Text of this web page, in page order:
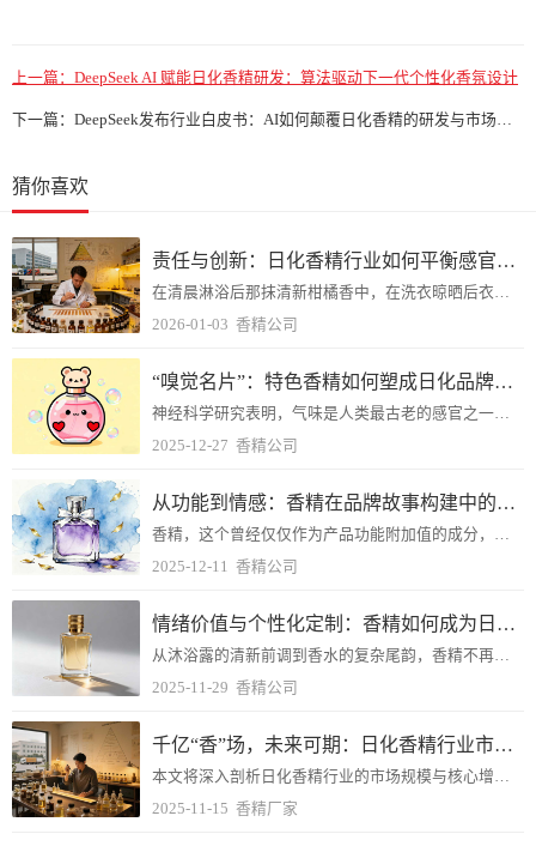
上一篇： DeepSeek AI 赋能日化香精研发：算法驱动下一代个性化香氛设计
下一篇： DeepSeek发布行业白皮书：AI如何颠覆日化香精的研发与市场趋势预测
猜你喜欢
责任与创新：日化香精行业如何平衡感官体验与生态友好？
2026-01-03 香精公司
“嗅觉名片”：特色香精如何塑成日化品牌的隐形标识
2025-12-27 香精公司
从功能到情感：香精在品牌故事构建中的核心作用
2025-12-11 香精公司
情绪价值与个性化定制：香精如何成为日化品牌的营销新引擎
2025-11-29 香精公司
千亿“香”场，未来可期：日化香精行业市场规模与增长动力分析
2025-11-15 香精厂家